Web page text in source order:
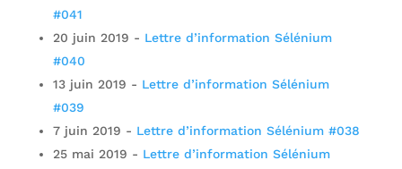
#041
20 juin 2019 - Lettre d’information Sélénium
#040
13 juin 2019 - Lettre d’information Sélénium
#039
7 juin 2019 - Lettre d’information Sélénium #038
25 mai 2019 - Lettre d’information Sélénium